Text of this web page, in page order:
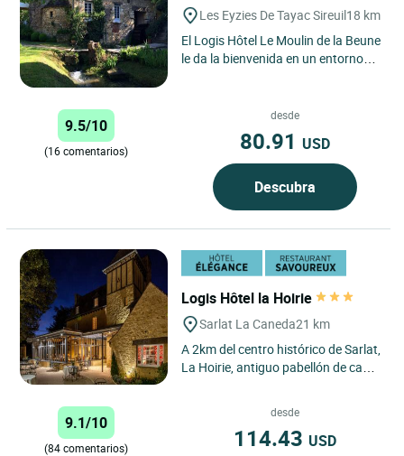
Les Eyzies De Tayac Sireuil18 km
El Logis Hôtel Le Moulin de la Beune
le da la bienvenida en un entorno
9.5/10
(16 comentarios)
desde
80.91 USD
Descubra
Logis Hôtel la Hoirie
Sarlat La Caneda21 km
A 2km del centro histórico de Sarlat,
La Hoirie, antiguo pabellón de caza
9.1/10
(84 comentarios)
desde
114.43 USD